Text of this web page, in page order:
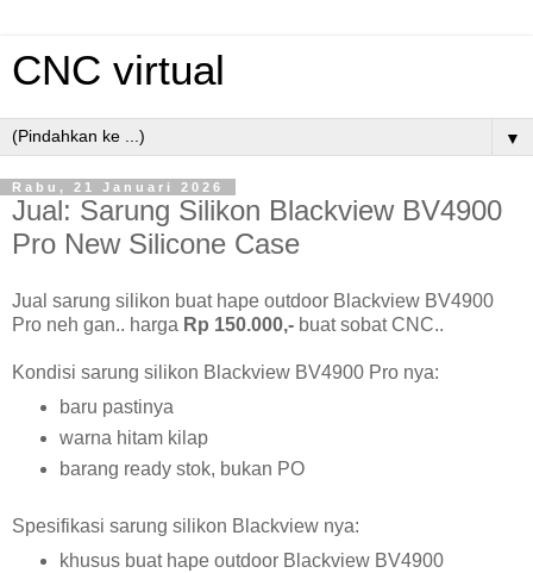
CNC virtual
▼
Rabu, 21 Januari 2026
Jual: Sarung Silikon Blackview BV4900
Pro New Silicone Case
Jual sarung silikon buat hape outdoor Blackview BV4900
Pro neh gan.. harga Rp 150.000,- buat sobat CNC..
Kondisi sarung silikon Blackview BV4900 Pro nya:
baru pastinya
warna hitam kilap
barang ready stok, bukan PO
Spesifikasi sarung silikon Blackview nya:
khusus buat hape outdoor Blackview BV4900